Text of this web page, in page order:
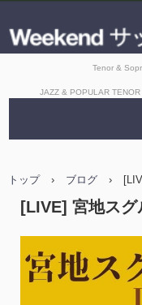
Tenor &
JAZZ & POPULAR
トップ › ブログ ›
[LIVE] 宮地ス